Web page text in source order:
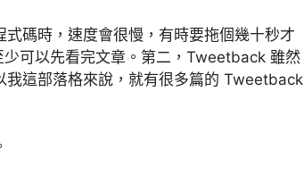
碼時，速度會很慢，有時要拖個幾十秒才
可以先看完文章。第二，Tweetback 雖然
我這部落格來說，就有很多篇的 Tweetback